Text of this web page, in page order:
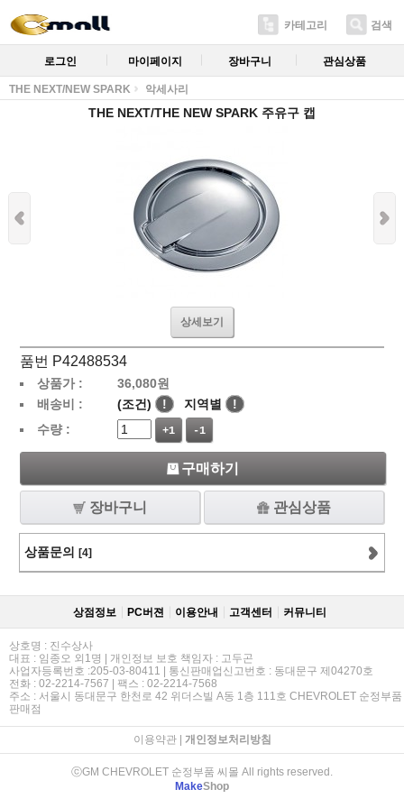
카테고리 검색
로그인 마이페이지 장바구니 관심상품
THE NEXT/NEW SPARK 악세사리
THE NEXT/THE NEW SPARK 주유구 캡
상세보기
품번 P42488534
상품가 : 36,080원
배송비 :
(조건) ! 지역별
!
수량 :
+1 -1
구매하기
장바구니 관심상품
상품문의 [4]
상점정보 PC버젼 이용안내 고객센터 커뮤니티
상호명 : 진수상사
대표 : 임종오 외1명 | 개인정보 보호 책임자 : 고두곤
사업자등록번호 :205-03-80411 | 통신판매업신고번호 : 동대문구 제04270호
전화 : 02-2214-7567 | 팩스 : 02-2214-7568
주소 : 서울시 동대문구 한천로 42 위더스빌 A동 1층 111호 CHEVROLET 순정부품
판매점
이용약관| 개인정보처리방침
ⓒGM CHEVROLET 순정부품 씨몰 All rights reserved.
MakeShop